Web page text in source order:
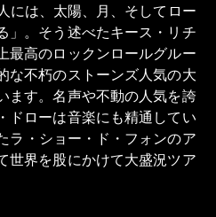
には、太陽、月、そしてロー
」。そう述べたキース・リチ
最高のロックンロールグルー
な不朽のストーンズ人気の大
ます。名声や不動の人気を誇
ドローは音楽にも精通してい
ラ・ショー・ド・フォンのア
世界を股にかけて大盛況ツア